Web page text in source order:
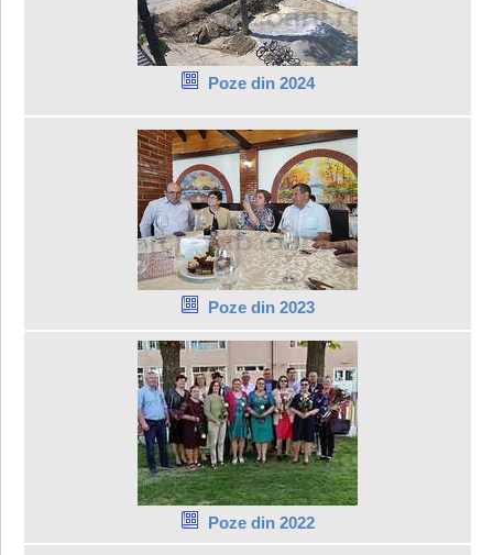
Poze din 2024
Poze din 2023
Poze din 2022